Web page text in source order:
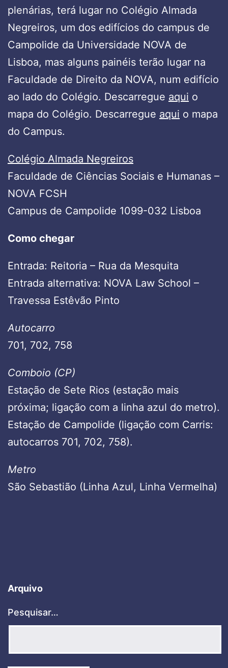
plenárias, terá lugar no Colégio Almada
Negreiros, um dos edifícios do campus de
Campolide da Universidade NOVA de
Lisboa, mas alguns painéis terão lugar na
Faculdade de Direito da NOVA, num edifício
ao lado do Colégio. Descarregue aqui o
mapa do Colégio. Descarregue aqui o mapa
do Campus.
Colégio Almada Negreiros
Faculdade de Ciências Sociais e Humanas –
NOVA FCSH
Campus de Campolide 1099-032 Lisboa
Como chegar
Entrada: Reitoria – Rua da Mesquita
Entrada alternativa: NOVA Law School –
Travessa Estêvão Pinto
Autocarro
701, 702, 758
Comboio (CP)
Estação de Sete Rios (estação mais
próxima; ligação com a linha azul do metro).
Estação de Campolide (ligação com Carris:
autocarros 701, 702, 758).
Metro
São Sebastião (Linha Azul, Linha Vermelha)
Arquivo
Pesquisar…